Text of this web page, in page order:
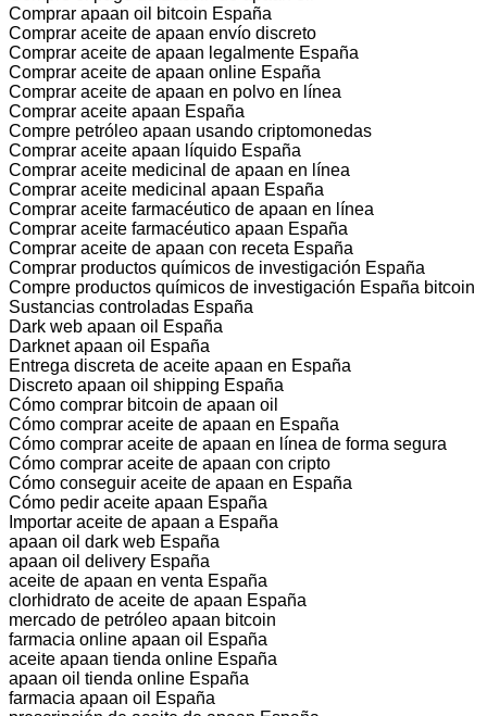
Comprar apaan oil bitcoin España
Comprar aceite de apaan envío discreto
Comprar aceite de apaan legalmente España
Comprar aceite de apaan online España
Comprar aceite de apaan en polvo en línea
Comprar aceite apaan España
Compre petróleo apaan usando criptomonedas
Comprar aceite apaan líquido España
Comprar aceite medicinal de apaan en línea
Comprar aceite medicinal apaan España
Comprar aceite farmacéutico de apaan en línea
Comprar aceite farmacéutico apaan España
Comprar aceite de apaan con receta España
Comprar productos químicos de investigación España
Compre productos químicos de investigación España bitcoin
Sustancias controladas España
Dark web apaan oil España
Darknet apaan oil España
Entrega discreta de aceite apaan en España
Discreto apaan oil shipping España
Cómo comprar bitcoin de apaan oil
Cómo comprar aceite de apaan en España
Cómo comprar aceite de apaan en línea de forma segura
Cómo comprar aceite de apaan con cripto
Cómo conseguir aceite de apaan en España
Cómo pedir aceite apaan España
Importar aceite de apaan a España
apaan oil dark web España
apaan oil delivery España
aceite de apaan en venta España
clorhidrato de aceite de apaan España
mercado de petróleo apaan bitcoin
farmacia online apaan oil España
aceite apaan tienda online España
apaan oil tienda online España
farmacia apaan oil España